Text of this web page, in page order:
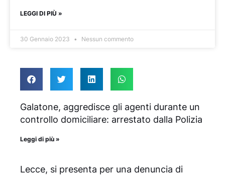
LEGGI DI PIÙ »
30 Gennaio 2023 Nessun commento
Galatone, aggredisce gli agenti durante un
controllo domiciliare: arrestato dalla Polizia
Leggi di più »
Lecce, si presenta per una denuncia di